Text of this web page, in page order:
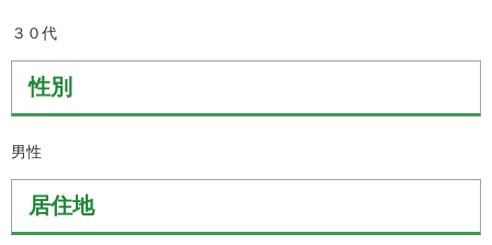
３０代
性別
男性
居住地